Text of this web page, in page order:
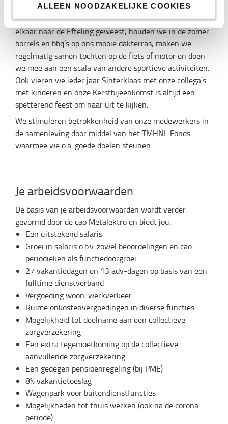
ALLEEN NOODZAKELIJKE COOKIES
Onze personeelsvereniging Heffun organiseert
regelmatig leuke uitjes en bijeenkomsten. Zo zijn we met
elkaar naar de Efteling geweest, houden we in de zomer
borrels en bbq’s op ons mooie dakterras, maken we
regelmatig samen tochten op de fiets of motor en doen
we mee aan een scala van andere sportieve activiteiten.
Ook vieren we ieder jaar Sinterklaas met onze collega’s
met kinderen en onze Kerstbijeenkomst is altijd een
spetterend feest om naar uit te kijken.
We stimuleren betrokkenheid van onze medewerkers in
de samenleving door middel van het TMHNL Fonds
waarmee we o.a. goede doelen steunen.
Je arbeidsvoorwaarden
De basis van je arbeidsvoorwaarden wordt verder
gevormd door de cao Metalektro en biedt jou:
Een uitstekend salaris
Groei in salaris o.b.v. zowel beoordelingen en cao-
periodieken als functiedoorgroei
27 vakantiedagen en 13 adv-dagen op basis van een
fulltime dienstverband
Vergoeding woon-werkverkeer
Ruime onkostenvergoedingen in diverse functies
Mogelijkheid tot deelname aan een collectieve
zorgverzekering
Een extra tegemoetkoming op de collectieve
aanvullende zorgverzekering
Een gedegen pensioenregeling (bij PME)
8% vakantietoeslag
Wagenpark voor buitendienstfuncties
Mogelijkheden tot thuis werken (ook na de corona
periode)